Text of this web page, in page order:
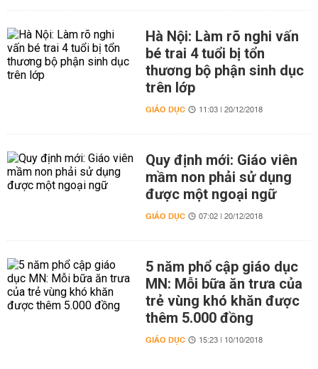
Hà Nội: Làm rõ nghi vấn
bé trai 4 tuổi bị tổn
thương bộ phận sinh dục
trên lớp
GIÁO DỤC 11:03 | 20/12/2018
Quy định mới: Giáo viên
mầm non phải sử dụng
được một ngoại ngữ
GIÁO DỤC 07:02 | 20/12/2018
5 năm phổ cập giáo dục
MN: Mỗi bữa ăn trưa của
trẻ vùng khó khăn được
thêm 5.000 đồng
GIÁO DỤC 15:23 | 10/10/2018